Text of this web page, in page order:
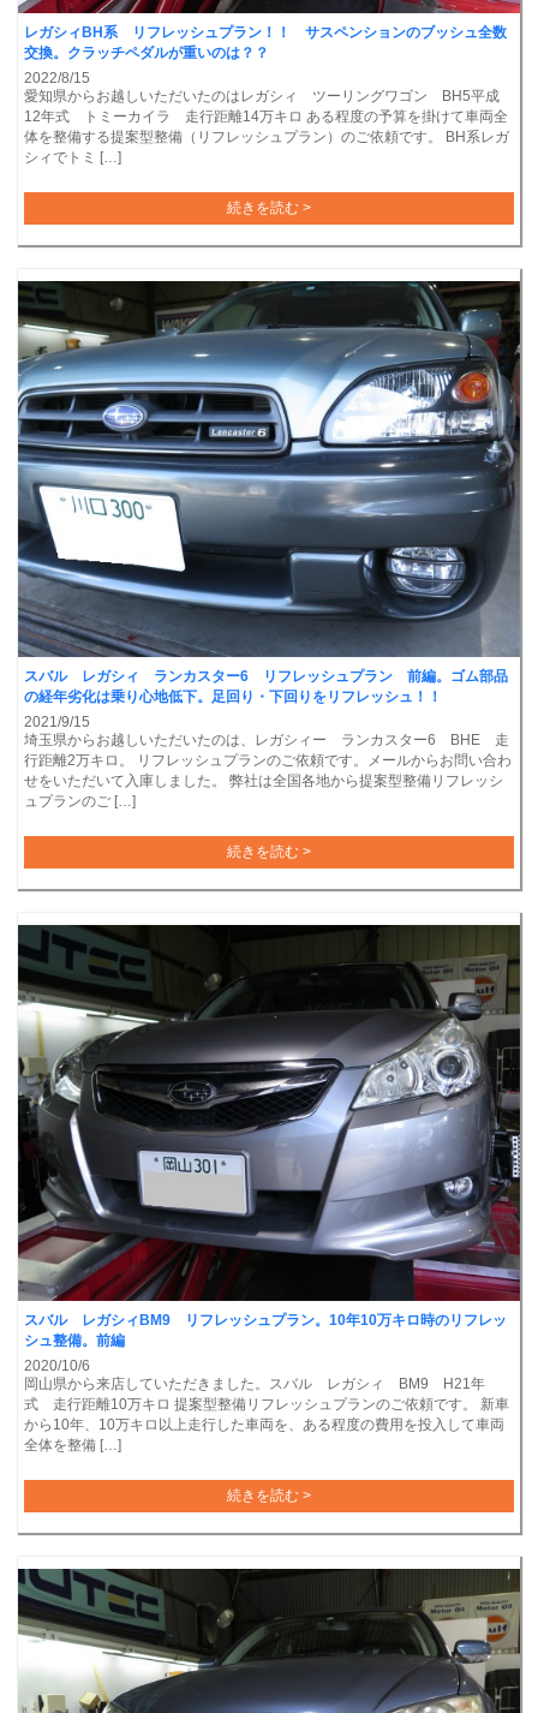
レガシィBH系 リフレッシュプラン！！ サスペンションのブッシュ全数
交換。クラッチペダルが重いのは？？
2022/8/15
愛知県からお越しいただいたのはレガシィ ツーリングワゴン BH5平成
12年式 トミーカイラ 走行距離14万キロ ある程度の予算を掛けて車両全
体を整備する提案型整備（リフレッシュプラン）のご依頼です。 BH系レガ
シィでトミ […]
続きを読む >
スバル レガシィ ランカスター6 リフレッシュプラン 前編。ゴム部品
の経年劣化は乗り心地低下。足回り・下回りをリフレッシュ！！
2021/9/15
埼玉県からお越しいただいたのは、レガシィー ランカスター6 BHE 走
行距離2万キロ。 リフレッシュプランのご依頼です。メールからお問い合わ
せをいただいて入庫しました。 弊社は全国各地から提案型整備リフレッシ
ュプランのご […]
続きを読む >
スバル レガシィBM9 リフレッシュプラン。10年10万キロ時のリフレッ
シュ整備。前編
2020/10/6
岡山県から来店していただきました。スバル レガシィ BM9 H21年
式 走行距離10万キロ 提案型整備リフレッシュプランのご依頼です。 新車
から10年、10万キロ以上走行した車両を、ある程度の費用を投入して車両
全体を整備 […]
続きを読む >